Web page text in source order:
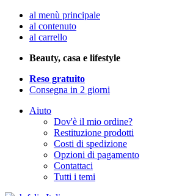
al menù principale
al contenuto
al carrello
Beauty, casa e lifestyle
Reso gratuito
Consegna in 2 giorni
Aiuto
Dov'è il mio ordine?
Restituzione prodotti
Costi di spedizione
Opzioni di pagamento
Contattaci
Tutti i temi